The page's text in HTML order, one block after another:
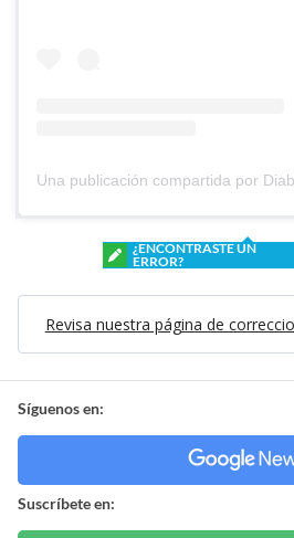
¿ENCONTRASTE UN
ERROR?
Revisa nuestra página de
Síguenos en:
Suscríbete en: